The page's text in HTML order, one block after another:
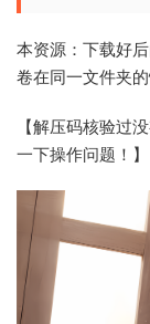
本资源：下载好
卷在同一文件夹
【解压码核验过
一下操作问题！】